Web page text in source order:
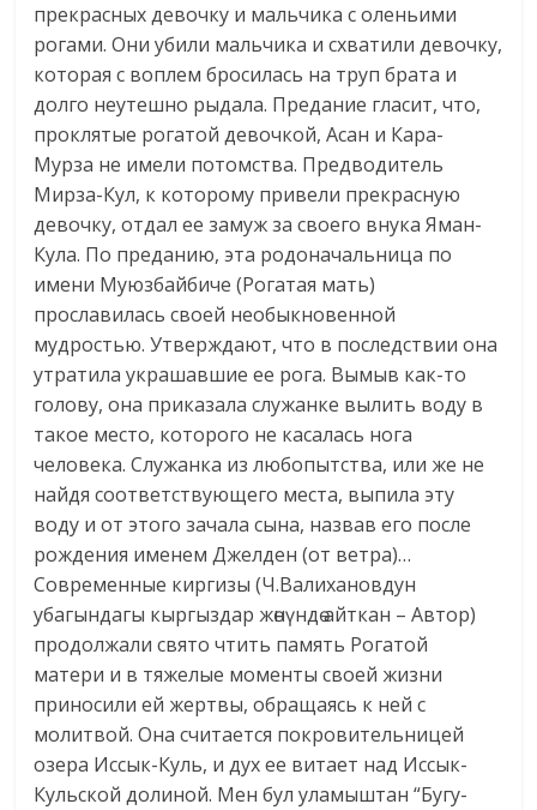
прекрасных девочку и мальчика с оленьими
рогами. Они убили мальчика и схватили девочку,
которая с воплем бросилась на труп брата и
долго неутешно рыдала. Предание гласит, что,
проклятые рогатой девочкой, Асан и Кара-
Мурза не имели потомства. Предводитель
Мирза-Кул, к которому привели прекрасную
девочку, отдал ее замуж за своего внука Яман-
Кула. По преданию, эта родоначальница по
имени Муюзбайбиче (Рогатая мать)
прославилась своей необыкновенной
мудростью. Утверждают, что в последствии она
утратила украшавшие ее рога. Вымыв как-то
голову, она приказала служанке вылить воду в
такое место, которого не касалась нога
человека. Служанка из любопытства, или же не
найдя соответствующего места, выпила эту
воду и от этого зачала сына, назвав его после
рождения именем Джелден (от ветра)…
Современные киргизы (Ч.Валихановдун
убагындагы кыргыздар жөнүндө айткан – Автор)
продолжали свято чтить память Рогатой
матери и в тяжелые моменты своей жизни
приносили ей жертвы, обращаясь к ней с
молитвой. Она считается покровительницей
озера Иссык-Куль, и дух ее витает над Иссык-
Кульской долиной. Мен бул уламыштан “Бугу-